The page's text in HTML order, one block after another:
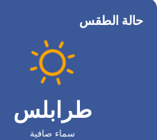
حالة الطقس
طرابلس
سماء صافية